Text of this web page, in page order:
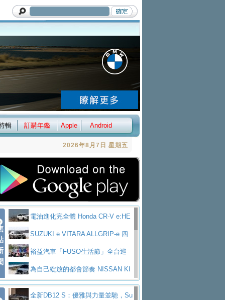
輯 訂購年鑑 Apple Android
2026年8月7日 星期五
電油進化完全體 Honda CR-V e:HE
V PrestigeSUZUKI e VITARA ALLGRIP-e 四
驅精神的純電新詮釋
裕益汽車「FUSO生活節」全台巡
迴 結合生活體驗、交通安全與購車優惠
為自己綻放的都會節奏 NISSAN KI
CKS SAKURA為品味獨具層峰買家打造的頂級座
全新DB12 S：優雅與力量並馳，Su